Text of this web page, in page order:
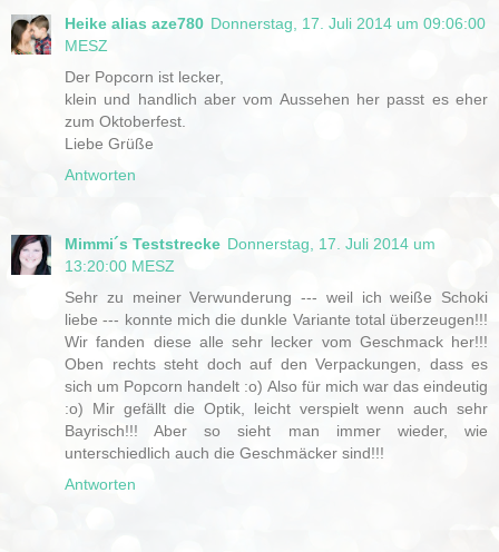
Heike alias aze780 Donnerstag, 17. Juli 2014 um 09:06:00
MESZ
Der Popcorn ist lecker,
klein und handlich aber vom Aussehen her passt es eher
zum Oktoberfest.
Liebe Grüße
Antworten
Mimmi´s Teststrecke Donnerstag, 17. Juli 2014 um
13:20:00 MESZ
Sehr zu meiner Verwunderung --- weil ich weiße Schoki
liebe --- konnte mich die dunkle Variante total überzeugen!!!
Wir fanden diese alle sehr lecker vom Geschmack her!!!
Oben rechts steht doch auf den Verpackungen, dass es
sich um Popcorn handelt :o) Also für mich war das eindeutig
:o) Mir gefällt die Optik, leicht verspielt wenn auch sehr
Bayrisch!!! Aber so sieht man immer wieder, wie
unterschiedlich auch die Geschmäcker sind!!!
Antworten